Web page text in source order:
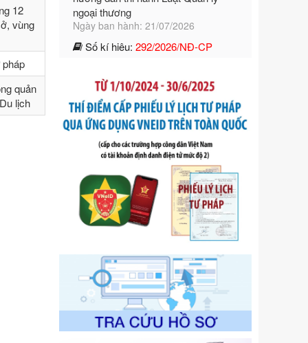
12
vùng
quản
lịch
Số kí hiệu:
292/2026/NĐ-CP
Tên: Nghị định số 292/2026/NĐ-CP
số điều và biện pháp để tổ chức,
ngoại thương
Ngày ban hành: 21/07/2026
Số kí hiệu:105/2026/TT-BTC
Tên: Thông tư số 105/2026/TT-BTC
của Bộ Tài chính: Bãi bỏ Thông tư số
87/2019/TT- BТC ngày 19 tháng 12
năm 2019 của Bộ trưởng Bộ Tài
chính hướng dẫn thực hiện xử phạt
vi phạm hành chính trong lĩnh vực
kho bạc nhà nước
Ngày ban hành: 21/07/2026
Tên: Nghị định số 291/2026/NĐ-CP
của Chính phủ: Sửa đổi, bổ sung
một số điều của Nghị định số
125/2020/NĐ-СР ngày 19 tháng 10
năm 2020 của Chính phủ quy định